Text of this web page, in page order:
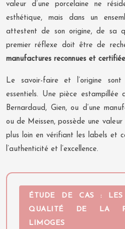
valeur d’une porcelaine ne
esthétique, mais dans un
attestent de son origine, de sa
premier réflexe doit être de
manufactures reconnues et
Le savoir-faire et l’origine
essentiels. Une pièce estampillée
Bernardaud, Gien, ou d’une
ou de Meissen, possède une
plus loin en vérifiant les labels et
l’authenticité et l’excellence.
ÉTUDE DE CAS : LES
QUALITÉ DE LA
LIMOGES